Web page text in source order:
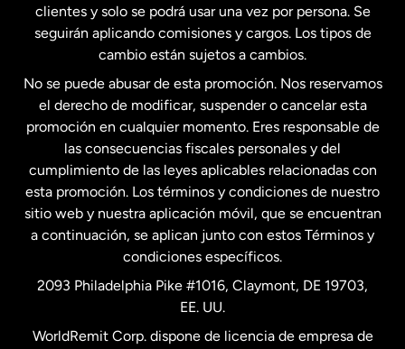
Estados Unidos Español
Francia
Malasia
Nueva Zelanda
Países Bajos
clientes y solo se podrá usar una vez por persona. Se
seguirán aplicando comisiones y cargos. Los tipos de
cambio están sujetos a cambios.
No se puede abusar de esta promoción. Nos reservamos
el derecho de modificar, suspender o cancelar esta
promoción en cualquier momento. Eres responsable de
las consecuencias fiscales personales y del
cumplimiento de las leyes aplicables relacionadas con
esta promoción. Los términos y condiciones de nuestro
sitio web y nuestra aplicación móvil, que se encuentran
a continuación, se aplican junto con estos Términos y
condiciones específicos.
2093 Philadelphia Pike #1016, Claymont, DE 19703,
EE. UU.
WorldRemit Corp. dispone de licencia de empresa de